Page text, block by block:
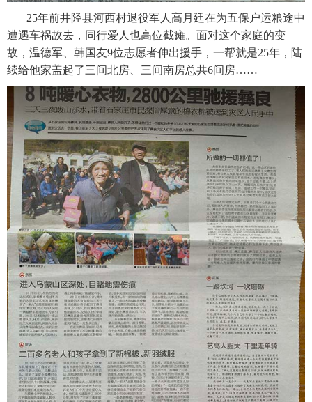
25年前井陉县河西村退役军人高月廷在为五保户运粮途中
遭遇车祸故去，同行爱人也高位截瘫。面对这个家庭的变
故，温德军、韩国友9位志愿者伸出援手，一帮就是25年，陆
续给他家盖起了三间北房、三间南房总共6间房……